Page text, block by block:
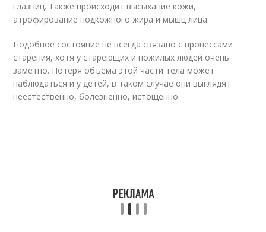
глазниц. Также происходит высыхание кожи,
атрофирование подкожного жира и мышц лица.
Подобное состояние не всегда связано с процессами
старения, хотя у стареющих и пожилых людей очень
заметно. Потеря объёма этой части тела может
наблюдаться и у детей, в таком случае они выглядят
неестественно, болезненно, истощённо.